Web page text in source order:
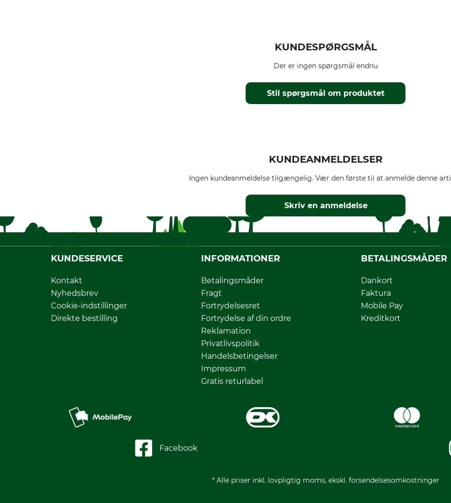
KUNDESPØRGSMÅL
Stil spørgsmål om produktet
Der er ingen spørgsmål endnu
KUNDEANMELDELSER
Ingen kundeanmeldelse tilgængelig. Vær den første til at anmelde denne
Skriv en anmeldelse
KUNDESERVICE
Kontakt
Nyhedsbrev
Cookie-indstillinger
Direkte bestilling
INFORMATIONER
Betalingsmåder
Fragt
Fortrydelsesret
Fortrydelse af din ordre
Reklamation
Privatlivspolitik
Handelsbetingelser
Impressum
Gratis returlabel
BETALINGSMÅDER
Dankort
Faktura
Mobile Pay
Kreditkort
Facebook
* Alle priser inkl. lovpligtig moms, ekskl. forsendelsesomkostninger